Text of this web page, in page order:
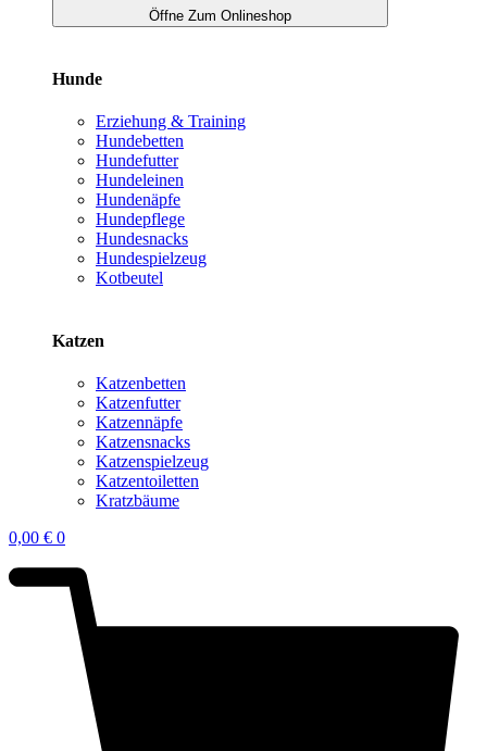
Öffne Zum Onlineshop
Hunde
Erziehung & Training
Hundebetten
Hundefutter
Hundeleinen
Hundenäpfe
Hundepflege
Hundesnacks
Hundespielzeug
Kotbeutel
Katzen
Katzenbetten
Katzenfutter
Katzennäpfe
Katzensnacks
Katzenspielzeug
Katzentoiletten
Kratzbäume
0,00 € 0